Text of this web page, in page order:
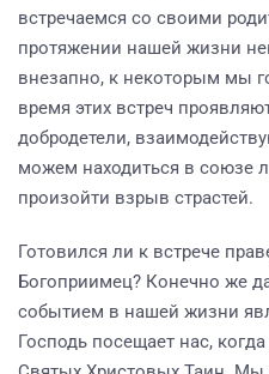
встречаемся со своими
протяжении нашей жизни
внезапно, к некоторым мы
время этих встреч
добродетели,
можем находиться в союзе
произойти взрыв страстей.
Готовился ли к встрече
Богоприимец? Конечно же
событием в нашей жизни
Господь посещает нас,